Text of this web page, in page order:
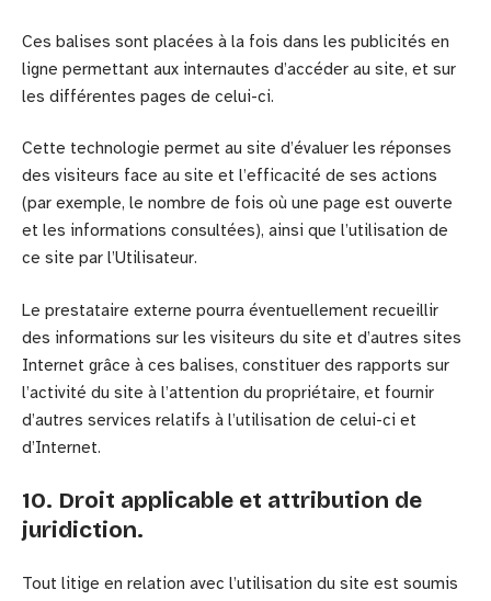
Ces balises sont placées à la fois dans les publicités en
ligne permettant aux internautes d’accéder au site, et sur
les différentes pages de celui-ci.
Cette technologie permet au site d’évaluer les réponses
des visiteurs face au site et l’efficacité de ses actions
(par exemple, le nombre de fois où une page est ouverte
et les informations consultées), ainsi que l’utilisation de
ce site par l’Utilisateur.
Le prestataire externe pourra éventuellement recueillir
des informations sur les visiteurs du site et d’autres sites
Internet grâce à ces balises, constituer des rapports sur
l’activité du site à l’attention du propriétaire, et fournir
d’autres services relatifs à l’utilisation de celui-ci et
d’Internet.
10. Droit applicable et attribution de
juridiction.
Tout litige en relation avec l’utilisation du site est soumis